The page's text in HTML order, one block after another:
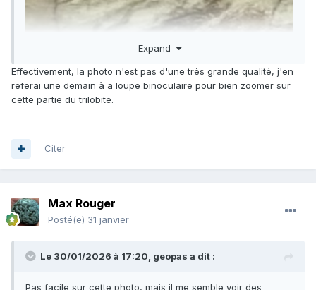
Expand
Effectivement, la photo n'est pas d'une très grande qualité, j'en
referai une demain à a loupe binoculaire pour bien zoomer sur
cette partie du trilobite.
Citer
Max Rouger
Posté(e) 31 janvier
Le 30/01/2026 à 17:20, geopas a dit :
Pas facile sur cette photo, mais il me semble voir des